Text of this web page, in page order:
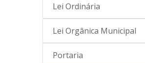
Lei Ordinária
Lei Orgânica Municipal
Portaria